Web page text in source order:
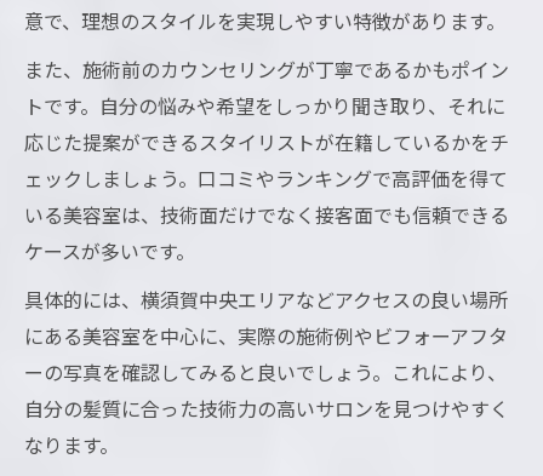
意で、理想のスタイルを実現しやすい特徴があります。
また、施術前のカウンセリングが丁寧であるかもポイン
トです。自分の悩みや希望をしっかり聞き取り、それに
応じた提案ができるスタイリストが在籍しているかをチ
ェックしましょう。口コミやランキングで高評価を得て
いる美容室は、技術面だけでなく接客面でも信頼できる
ケースが多いです。
具体的には、横須賀中央エリアなどアクセスの良い場所
にある美容室を中心に、実際の施術例やビフォーアフタ
ーの写真を確認してみると良いでしょう。これにより、
自分の髪質に合った技術力の高いサロンを見つけやすく
なります。